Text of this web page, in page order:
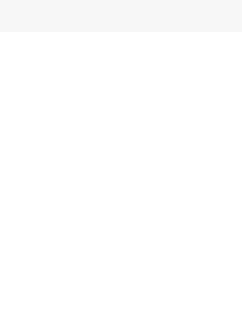
folgenfolgen
folgen
YouTube folgen
auf TikTok folgen